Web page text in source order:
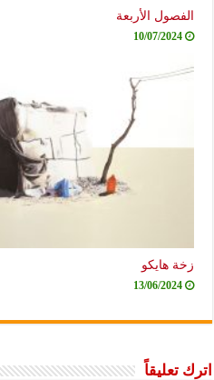
الفصول الأربعة
10/07/2024
زخة هايكو
13/06/2024
اترك تعليقاً